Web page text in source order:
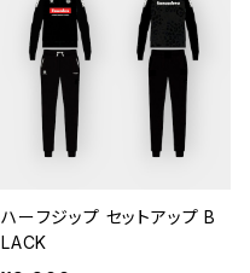
ハーフジップ セットアップ B
LACK